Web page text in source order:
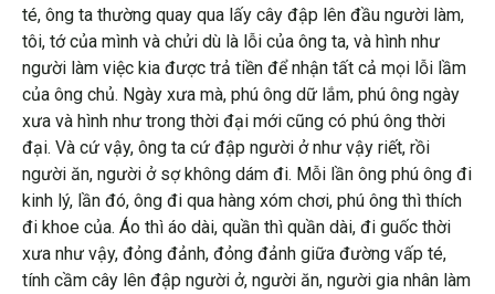
té, ông ta thường quay qua lấy cây đập lên đầu người làm,
tôi, tớ của mình và chửi dù là lỗi của ông ta, và hình như
người làm việc kia được trả tiền để nhận tất cả mọi lỗi lầm
của ông chủ. Ngày xưa mà, phú ông dữ lắm, phú ông ngày
xưa và hình như trong thời đại mới cũng có phú ông thời
đại. Và cứ vậy, ông ta cứ đập người ở như vậy riết, rồi
người ăn, người ở sợ không dám đi. Mỗi lần ông phú ông đi
kinh lý, lần đó, ông đi qua hàng xóm chơi, phú ông thì thích
đi khoe của. Áo thì áo dài, quần thì quần dài, đi guốc thời
xưa như vậy, đỏng đảnh, đỏng đảnh giữa đường vấp té,
tính cầm cây lên đập người ở, người ăn, người gia nhân làm